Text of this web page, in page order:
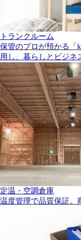
トランクルーム
保管のプロが預かる「
用し、暮らしとビジネ
定温・空調倉庫
温度管理で品質保証。